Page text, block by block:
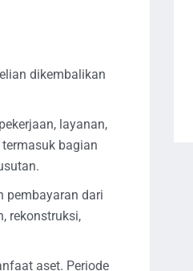
dikembalikan
layanan,
bagian
pembayaran dari
rekonstruksi,
aset. Periode